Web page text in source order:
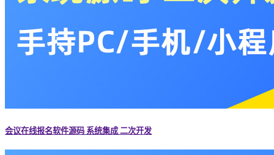
会议在线报名软件源码 系统集成 二次开发